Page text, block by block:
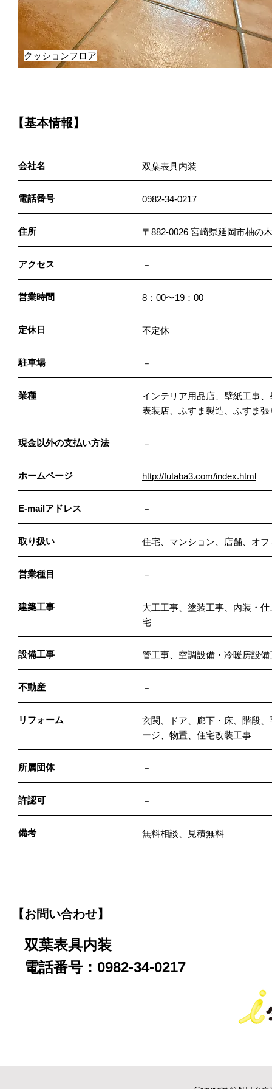
クッションフロア
【基本情報】
会社名 双葉表具内装
電話番号 0982-34-0217
住所 〒882-0026 宮崎県延岡市柚の
アクセス －
営業時間 8：00〜19：00
定休日 不定休
駐車場 －
業種
インテリア用品店、壁紙工事
表装店、ふすま製造、ふすま
現金以外の支払い方法 －
ホームページ http://futaba3.com/index.html
E-mailアドレス －
取り扱い 住宅、マンション、店舗、オフ
営業種目 －
建築工事
大工工事、塗装工事、内装・
宅
設備工事 管工事、空調設備・冷暖房設
不動産 －
リフォーム
玄関、ドア、廊下・床、階段
ージ、物置、住宅改装工事
所属団体 －
許認可 －
備考 無料相談、見積無料
【お問い合わせ】
双葉表具内装
電話番号：0982-34-0217